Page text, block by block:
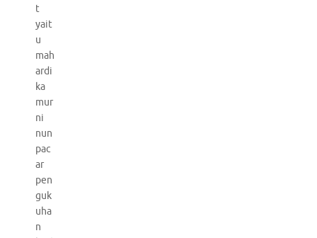
t
yait
u
mah
ardi
ka
mur
ni
nun
pac
ar
pen
guk
uha
n